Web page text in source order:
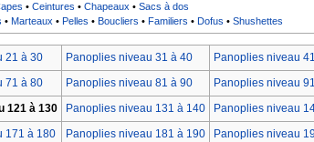
•Ceintures •Chapeaux •Sacs à dos
•Marteaux •Pelles •Boucliers •Familiers •Dofus •Shushettes
21 à 30 Panoplies niveau 31 à 40
Panoplies niveau
71 à 80 Panoplies niveau 81 à 90
Panoplies niveau
121 à 130 Panoplies niveau 131 à 140
Panoplies niveau
171 à 180 Panoplies niveau 181 à 190 Panoplies niveau